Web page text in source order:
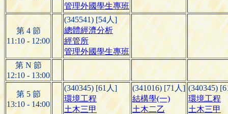
管理外國學生專班
第 4 節
11:10 - 12:00
(345541) [54人]
總體經濟分析
經管所
管理外國學生專班
第 N 節
12:10 - 13:00
第 5 節
13:10 - 14:00
(340345) [61人]
環境工程
土木三甲
(341016) [71人]
結構學(一)
土木二乙
(340345)
環境工程
土木三甲